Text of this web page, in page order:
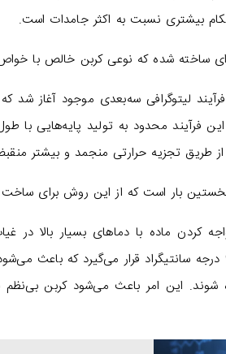
بیشتری نسبت به اکثر جامدات است.
ساخته شده که نوعی کربن خالص با
لیتوگرافی سه‌بعدی موجود آغاز
طریق تجزیه حرارتی منجمد و بیشتر
بار است که از این روش برای
کردن ماده با دماهای بسیار بالا
معرض دمای حدود 900 درجه سانتیگراد قرار
شوند. این امر باعث می‌شود کربن